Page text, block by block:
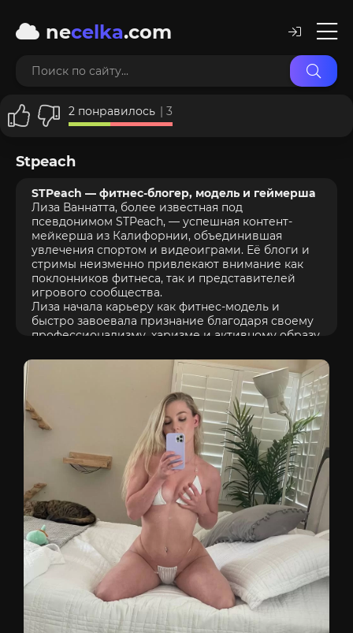
necelka.com
Stpeach
2 понравилось | 3
STPeach — фитнес-блогер, модель и геймерша
Лиза Ваннатта, более известная под
псевдонимом STPeach, — успешная контент-
мейкерша из Калифорнии, объединившая
увлечения спортом и видеоиграми. Её блоги и
стримы неизменно привлекают внимание как
поклонников фитнеса, так и представителей
игрового сообщества.
Лиза начала карьеру как фитнес-модель и
быстро завоевала признание благодаря своему
профессионализму, харизме и активному образу
здоровью и регулярно проводит стримы на
платформе Twitch, где ведёт трансляции по
играм и общается с аудиторией.
STPeach ценят не только за её внешность и
энергичность, но и за искренность: она
принципиально избегает публикации
откровенного контента, оставаясь верной
своему стилю и уважению к подписчикам.